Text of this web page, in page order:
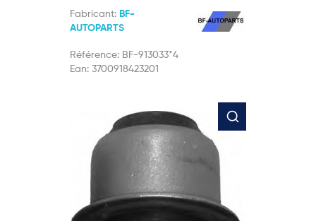
Fabricant: BF-
AUTOPARTS
Référence: BF-913033*4
Ean: 3700918423201